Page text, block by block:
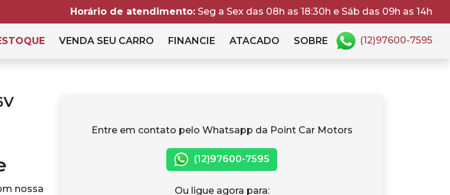
Horário de atendimento: Seg a Sex das 08h as 18:30h e Sáb das 09h as 14h
VENDA SEU CARRO FINANCIE ATACADO SOBRE (12)97600-7595
nossa
Entre em contato pelo Whatsapp da Point Car Motors
(12)97600-7595
Ou ligue agora para: